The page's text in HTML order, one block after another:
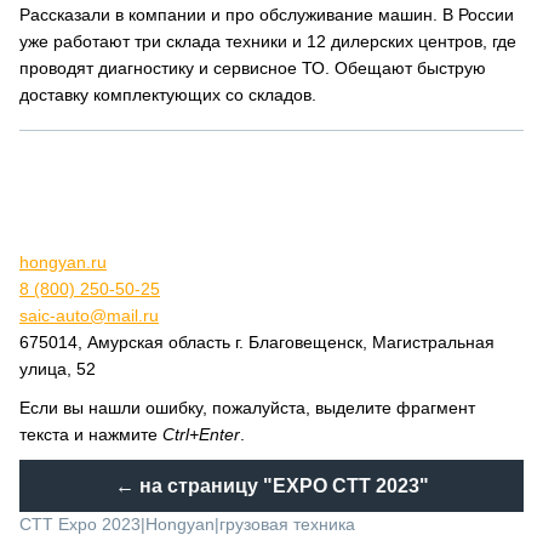
Рассказали в компании и про обслуживание машин. В России
уже работают три склада техники и 12 дилерских центров, где
проводят диагностику и сервисное ТО. Обещают быструю
доставку комплектующих со складов.
hongyan.ru
8 (800) 250-50-25
saic-auto@mail.ru
675014, Амурская область г. Благовещенск, Магистральная
улица, 52
Если вы нашли ошибку, пожалуйста, выделите фрагмент
текста и нажмите Ctrl+Enter
← на страницу "EXPO CTT 2023"
CTT Expo 2023|Hongyan|грузовая техника